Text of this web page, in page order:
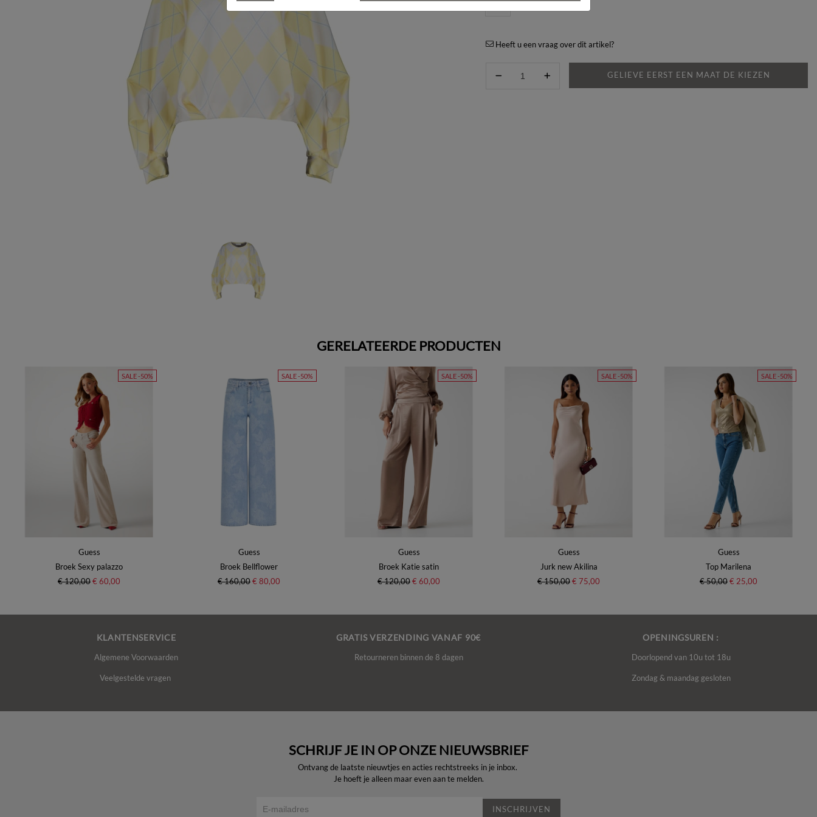
Heeft u een vraag over dit artikel?
GELIEVE EERST EEN MAAT DE KIEZEN
GERELATEERDE PRODUCTEN
SALE -50%
Guess
Broek Sexy palazzo
€ 120,00€ 60,00
SALE -50%
Guess
Broek Bellflower
€ 160,00€ 80,00
SALE -50%
Guess
Broek Katie satin
€ 120,00€ 60,00
SALE -50%
Guess
Jurk new Akilina
€ 150,00€ 75,00
SALE -50%
Guess
Top Marilena
€ 50,00€ 25,00
KLANTENSERVICE
Algemene Voorwaarden
Veelgestelde vragen
GRATIS VERZENDING VANAF 90€
Retourneren binnen de 8 dagen
OPENINGSUREN :
Doorlopend van 10u tot 18u
Zondag & maandag gesloten
SCHRIJF JE IN OP ONZE NIEUWSBRIEF
Ontvang de laatste nieuwtjes en acties rechtstreeks in je inbox.
Je hoeft je alleen maar even aan te melden.
INSCHRIJVEN